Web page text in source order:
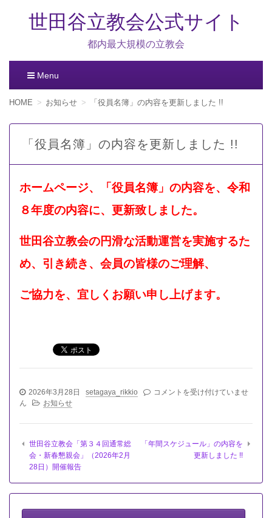
世田谷立教会公式サイト
都内最大規模の立教会
Menu
コ
テ
ン
ツ
HOME お知らせ 「役員名簿」の内容を更新しました !!
「役員名簿」の内容を更新しました !!
ホームページ、「役員名簿」の内容を、令和
８年度の内容に、更新致しました。
世田谷立教会の円滑な活動運営を実施するた
め、引き続き、会員の皆様のご理解、
ご協力を、宜しく お願い申し上げます。
2026年3月28日 setagaya_rikkio
「役
簿」
内
ま
コメントを受け付けていませ
ん
お知らせ
世田谷立教会「第３４回通常総
会・新春懇親会」（2026年2月
28日）開催報告
「年間スケジュール」の内容を
更新しました !!